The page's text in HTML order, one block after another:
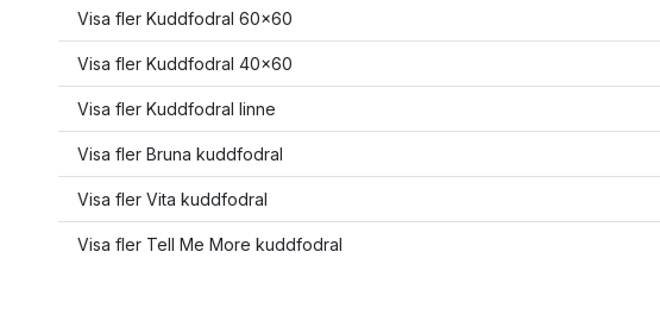
Visa fler Kuddfodral 60x60
Visa fler Kuddfodral 40x60
Visa fler Kuddfodral linne
Visa fler Bruna kuddfodral
Visa fler Vita kuddfodral
Visa fler Tell Me More kuddfodral